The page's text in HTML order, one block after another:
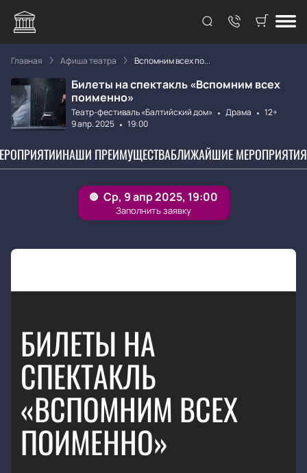
Главная Афиша театра Вспомним всех по...
Билеты на спектакль «Вспомним всех
поименно»
Театр-фестиваль «Балтийский дом» Драма
12+
9 апр. 2025
19:00
НАШИ ПРЕИМУЩЕСТВАБЛИЖАЙШИЕ МЕРОПРИЯТИЯ
БИЛЕТЫ НА
СПЕКТАКЛЬ
«ВСПОМНИМ ВСЕХ
ПОИМЕННО»